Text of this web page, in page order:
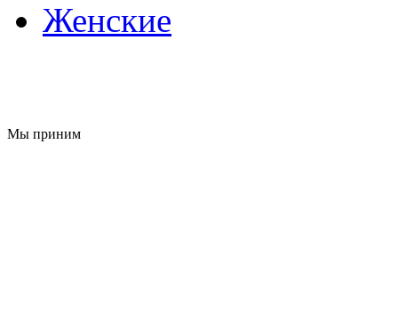
Женские
Мы приним